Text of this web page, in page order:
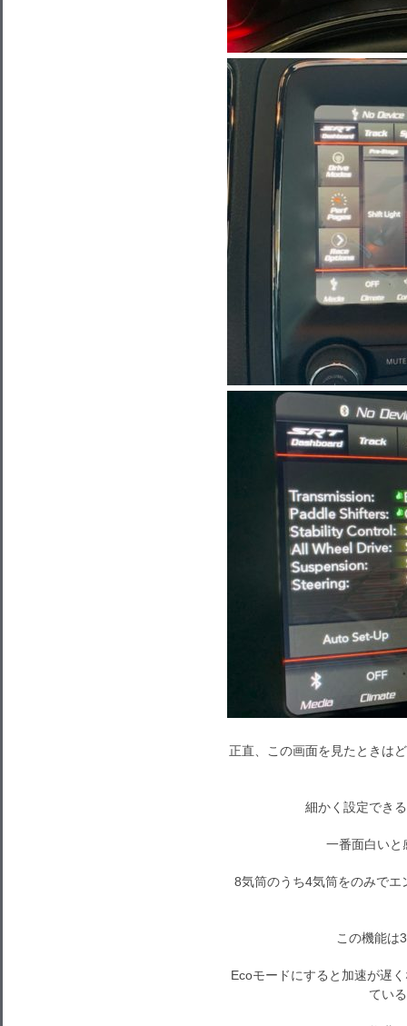
正直、この画面を見たときは
細かく設定でき
一番面白いと
8気筒のうち4気筒をのみで
この機能は
Ecoモードにすると加速が遅
てい